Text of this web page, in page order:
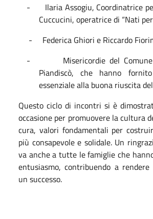
-
Ilaria Assogiu, Coordinatrice
Cuccucini, operatrice di “Nati
- Federica Ghiori e Riccardo
-
Misericordie del
Piandiscò, che hanno
essenziale alla buona riuscita
Questo ciclo di incontri si è
occasione per promuovere la cultura
cura, valori fondamentali per
più consapevole e solidale. Un
va anche a tutte le famiglie che
entusiasmo, contribuendo a
un successo.